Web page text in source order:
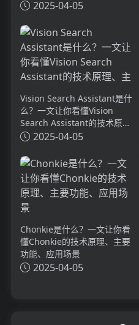
2025-04-05
Vision Search Assistant是什
么？一文让你看懂Vision
Search Assistant的技术原
理、主要功能、应用场景
2025-04-05
Chonkie是什么？一文让你看
懂Chonkie的技术原理、主要
功能、应用场景
2025-04-05